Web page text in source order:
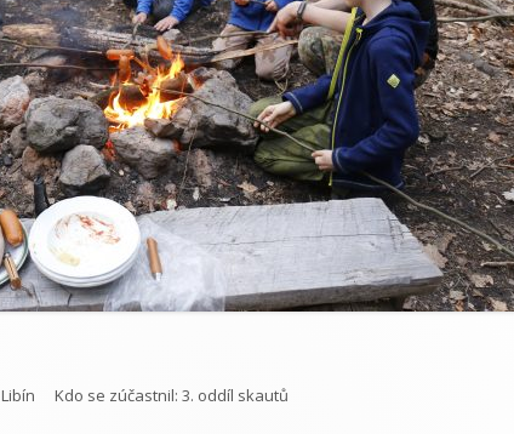
Libín Kdo se zúčastnil: 3. oddíl skautů